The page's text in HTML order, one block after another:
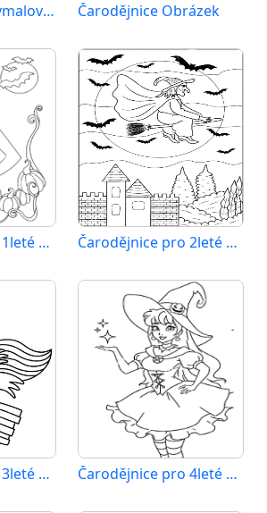
Čarodějnice k Vymalování Čarodějnice Obrázek
Čarodějnice pro 1leté Děti Čarodějnice pro 2leté Děti
Čarodějnice pro 3leté Děti Čarodějnice pro 4leté Děti